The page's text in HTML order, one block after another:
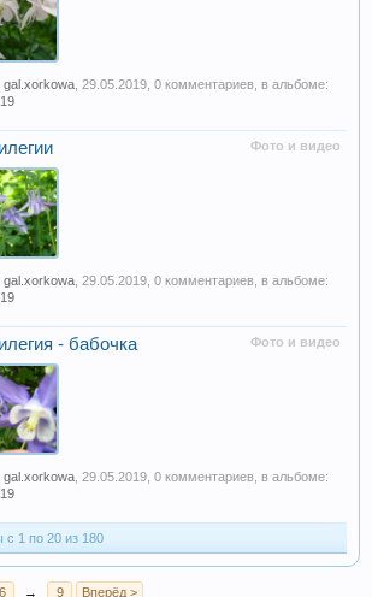
gal.xorkowa 29.05.2019 , 0 комментариев, в альбоме:
Фото и видео
gal.xorkowa 29.05.2019 , 0 комментариев, в альбоме:
Фото и видео
- бабочка
gal.xorkowa 29.05.2019 , 0 комментариев, в альбоме:
с 1 по 20 из 180
6 → 9 Вперёд >